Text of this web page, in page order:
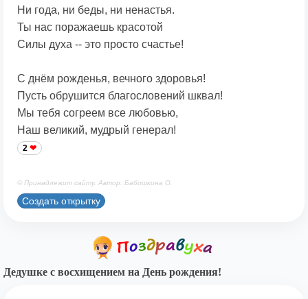
Ни года, ни беды, ни ненастья.
Ты нас поражаешь красотой
Силы духа -- это просто счастье!
С днём рожденья, вечного здоровья!
Пусть обрушится благословений шквал!
Мы тебя согреем все любовью,
Наш великий, мудрый генерал!
2
© Принадлежит сайту. Автор: Бабошкина О.
Создать открытку
Дедушке с восхищением на День рождения!